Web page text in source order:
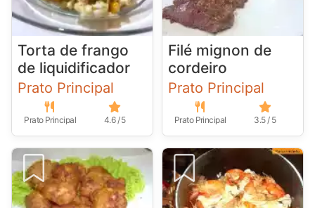
Torta de frango
de liquidificador
Prato Principal
Prato Principal 4.6 / 5
Filé mignon de
cordeiro
Prato Principal
Prato Principal 3.5 / 5